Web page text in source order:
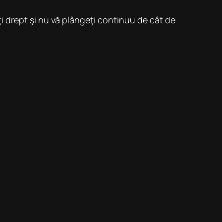
drept şi nu vă plângeţi continuu de cât de